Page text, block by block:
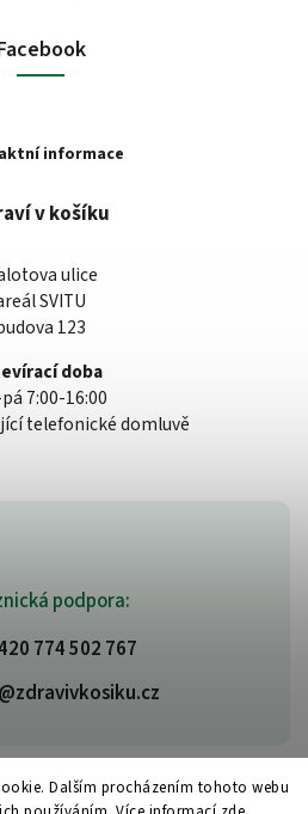
Dalším procházením tohoto webu
podpora:
774 502 767
informace
v košíku
ulice
SVITU
123
doba
7:00-16:00
telefonické domluvě